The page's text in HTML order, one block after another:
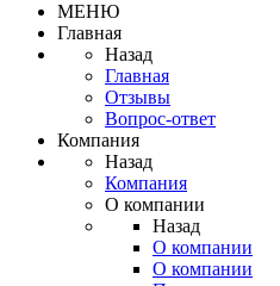
МЕНЮ
Главная
Назад
Главная
Отзывы
Вопрос-ответ
Компания
Назад
Компания
О компании
Назад
О компании
О компании